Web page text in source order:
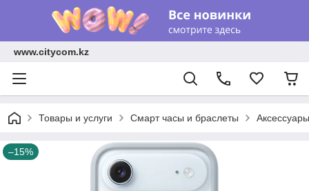
www.citycom.kz
Товары и услуги Смарт часы и браслеты Аксессуары
–15%